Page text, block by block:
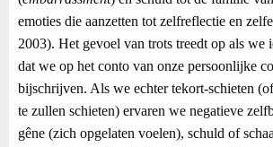
emoties die aanzetten tot zelfreflectie en
2003). Het gevoel van trots treedt op als we
dat we op het conto van onze persoonlijke
bijschrijven. Als we echter tekort-schieten
te zullen schieten) ervaren we negatieve
gêne (zich opgelaten voelen), schuld of